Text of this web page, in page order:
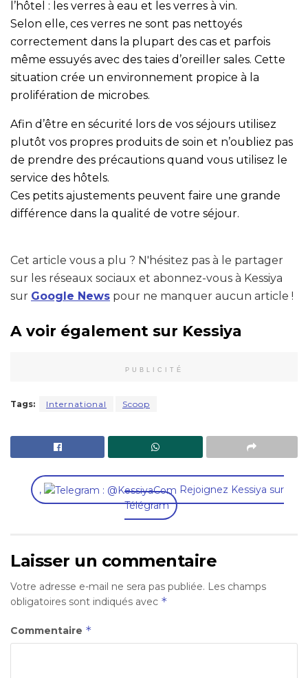
l’hôtel : les verres à eau et les verres à vin.
Selon elle, ces verres ne sont pas nettoyés
correctement dans la plupart des cas et parfois
même essuyés avec des taies d’oreiller sales. Cette
situation crée un environnement propice à la
prolifération de microbes.
Afin d’être en sécurité lors de vos séjours utilisez
plutôt vos propres produits de soin et n’oubliez pas
de prendre des précautions quand vous utilisez le
service des hôtels.
Ces petits ajustements peuvent faire une grande
différence dans la qualité de votre séjour.
Cet article vous a plu ? N'hésitez pas à le partager
sur les réseaux sociaux et abonnez-vous à Kessiya
sur Google News pour ne manquer aucun article !
A voir également sur Kessiya
PUBLICITÉ
Tags: International Scoop
,
Rejoignez Kessiya sur
Télégram
Laisser un commentaire
Votre adresse e-mail ne sera pas publiée. Les champs
obligatoires sont indiqués avec *
Commentaire *